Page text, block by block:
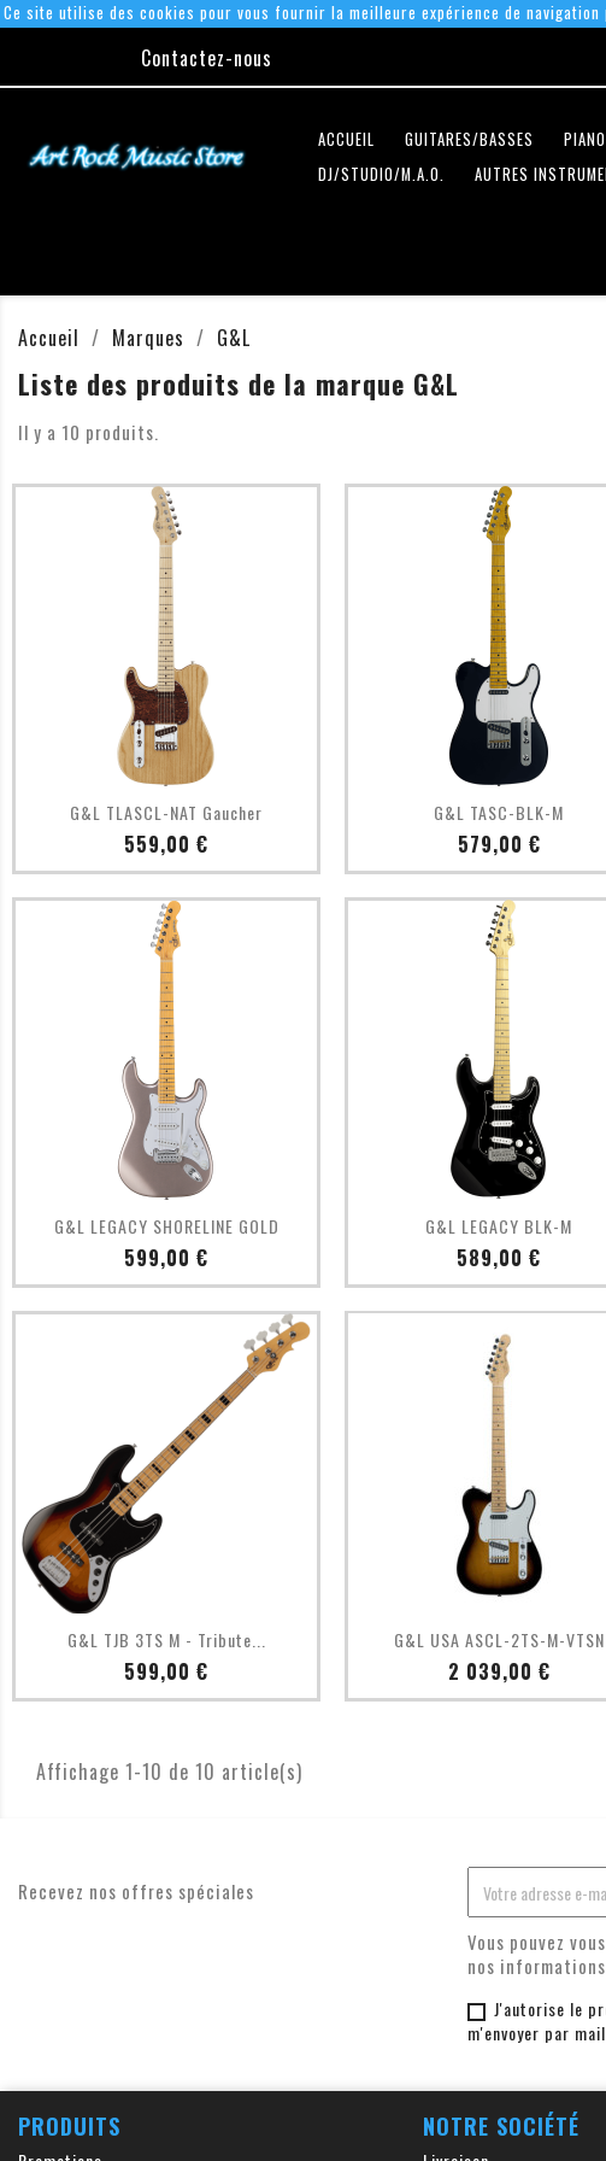
Ce site utilise des cookies pour vous fournir la meilleure expérience de
Contactez-nous
ACCUEIL GUITARES/BASSES
DJ/STUDIO/M.A.O.
AUTRES
Accueil Marques G&L
Liste des produits de la marque G&L
Il y a 10 produits.
G&L TLASCL-NAT Gaucher
Prix
559,00 €
Aperçu rapide G&L TASC-BLK-M
Prix
579,00 €
Aperçu rapide
G&L LEGACY SHORELINE GOLD
Prix
599,00 €
Aperçu rapide G&L LEGACY BLK-M
Prix
589,00 €
Aperçu rapide
G&L TJB 3TS M - Tribute...
Prix
599,00 €
Aperçu rapide G&L USA ASCL-2TS-M-VTSN
Prix
2 039,00 €
Aperçu rapide
Affichage 1-10 de 10 article(s)
Recevez nos offres spéciales
Vous pouvez
nos
J'autorise le
m'envoyer par
PRODUITS NOTRE SOCIÉTÉ